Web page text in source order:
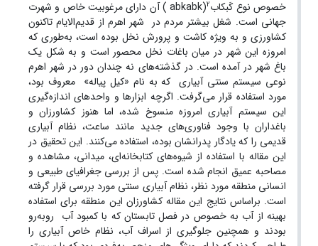
خصوص نوع کَبکاب2
(abkabk ) آن دارای مرغوبیت خاص و شهرت
جهانی است. شغل بیشتر مردم در شهر اهرم از قدیم‌الایام تاکنون
کشاورزی و به ویژه کاشت و پرورش نخل بوده است، به‌طوری که
امروزه این شهر در میان باغات نخل محصور است و به شکل یک
باغ شهر در آمده است. در گذشته‌های نه چندان دور در شهر اهرم
نوعی سیستم سنتی آبیاری که به نام «کیل پیاله» معروف بود،
مورد استفاده قرار می‌گرفت. اگرچه ابزارها و واحدهای اندازه‌گیری
این سیستم آبیاری امروزه منسوخ شده، اما هنوز کشاورزان و
باغداران با وجود فناوری‌های جدید مانند ساعت، نظام آبیاری
قدیمی را که یادگار پدرانشان بوده، استفاده می‌کنند. این تحقیق در
این مقاله با استفاده از شیوه‌های کتابخانه‌ای، میدانی، مشاهده و
مصاحبه عمیق انجام شده است. پس از بررسی جغرافیای طبیعی و
انسانی منطقه مورد نظر، نظام آبیاری سنتی مورد بررسی قرار گرفته
است. براساس نتایج این مقاله کشاورزان این منطقه برای استفاده
بهینه از آب به خصوص در فصل تابستان که با کمبود آب روبه‌رو
بودند و همچنین جلوگیری از اسراف آب، نظام خاص آبیاری را